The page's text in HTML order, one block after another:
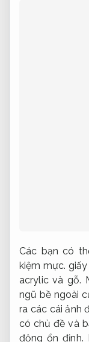
Các bạn có
kiệm mực.
acrylic và gỗ.
ngũ bề ngoài
ra các cái ảnh
có chủ đề và
động ổn định.